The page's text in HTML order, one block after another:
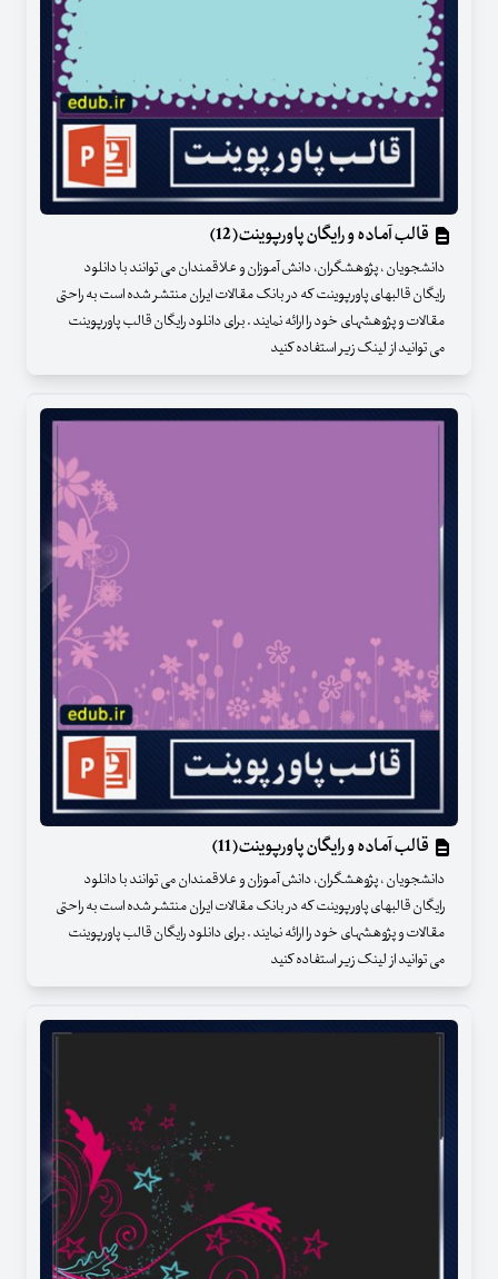
قالب آماده و رایگان پاورپوینت(12)
دانشجویان ، پژوهشگران، دانش آموزان و علاقمندان می توانند با دانلود
رایگان قالبهای پاورپوینت که در بانک مقالات ایران منتشر شده است به راحتی
مقالات و پژوهشهای خود را ارائه نمایند . برای دانلود رایگان قالب پاورپوینت
می توانید از لینک زیر استفاده کنید
قالب آماده و رایگان پاورپوینت(11)
دانشجویان ، پژوهشگران، دانش آموزان و علاقمندان می توانند با دانلود
رایگان قالبهای پاورپوینت که در بانک مقالات ایران منتشر شده است به راحتی
مقالات و پژوهشهای خود را ارائه نمایند . برای دانلود رایگان قالب پاورپوینت
می توانید از لینک زیر استفاده کنید